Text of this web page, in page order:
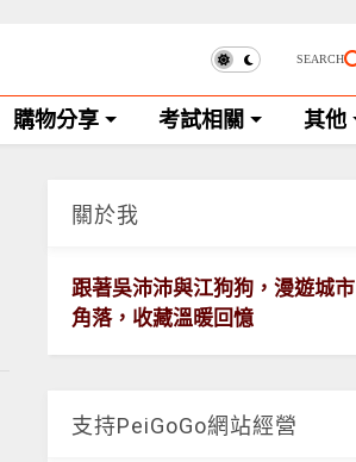
SEARCH
購物分享 考試相關 其他
關於我
跟著吳沛沛與江狗狗，漫遊城市
角落，收藏溫暖回憶
支持PeiGoGo網站經營